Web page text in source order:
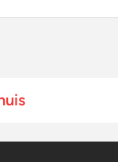
dan ooit te voren
tegels de manier